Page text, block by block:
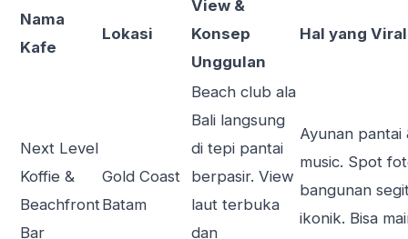
Nama
Kafe
Lokasi
View &
Konsep
Unggulan
Hal yang
Next Level
Koffie &
Beachfront
Bar
Gold Coast
Batam
Beach club ala
Bali langsung
di tepi pantai
berpasir. View
laut terbuka
dan
Ayunan pantai
music. Spot
bangunan
ikonik. Bisa